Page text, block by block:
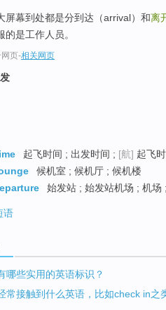
屏幕到处都是分到达（arrival）和离
的是工作人员。
页-相关网页
起飞时间 ; 出发时间 ; [航] 起飞
候机室 ; 候机厅 ; 候机楼
始发站 ; 始发站机场 ; 机场
语
哪些实用的英语标识？
常接触到什么英语，比如check in之